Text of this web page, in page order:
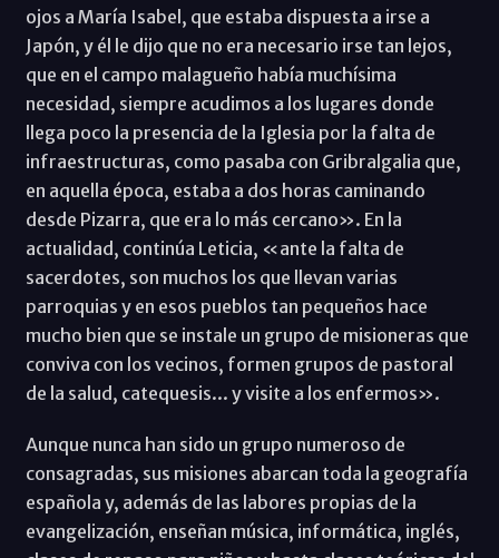
ojos a María Isabel, que estaba dispuesta a irse a
Japón, y él le dijo que no era necesario irse tan lejos,
que en el campo malagueño había muchísima
necesidad, siempre acudimos a los lugares donde
llega poco la presencia de la Iglesia por la falta de
infraestructuras, como pasaba con Gribralgalia que,
en aquella época, estaba a dos horas caminando
desde Pizarra, que era lo más cercano». En la
actualidad, continúa Leticia, «ante la falta de
sacerdotes, son muchos los que llevan varias
parroquias y en esos pueblos tan pequeños hace
mucho bien que se instale un grupo de misioneras que
conviva con los vecinos, formen grupos de pastoral
de la salud, catequesis... y visite a los enfermos».
Aunque nunca han sido un grupo numeroso de
consagradas, sus misiones abarcan toda la geografía
española y, además de las labores propias de la
evangelización, enseñan música, informática, inglés,